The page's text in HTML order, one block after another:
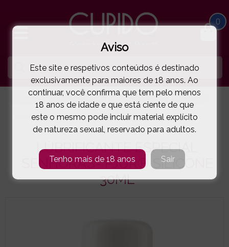
0
LUBRIFICANTES
LUBRIFICANTE ESPECIAL SENHORAS- PJUR® SILICONE 30ML( 52-10160 )
LUBRIFICANTE ESPECIAL
SENHORAS- PJUR® SILICONE
30ML
Aviso
Este site e respetivos conteúdos é destinado
exclusivamente para maiores de 18 anos. Ao
continuar, você confirma que tem pelo menos
18 anos de idade e que está ciente de que
este o mesmo pode incluir material explícito
de natureza sexual, reservado para adultos.
Tenho mais de 18 anos Sair